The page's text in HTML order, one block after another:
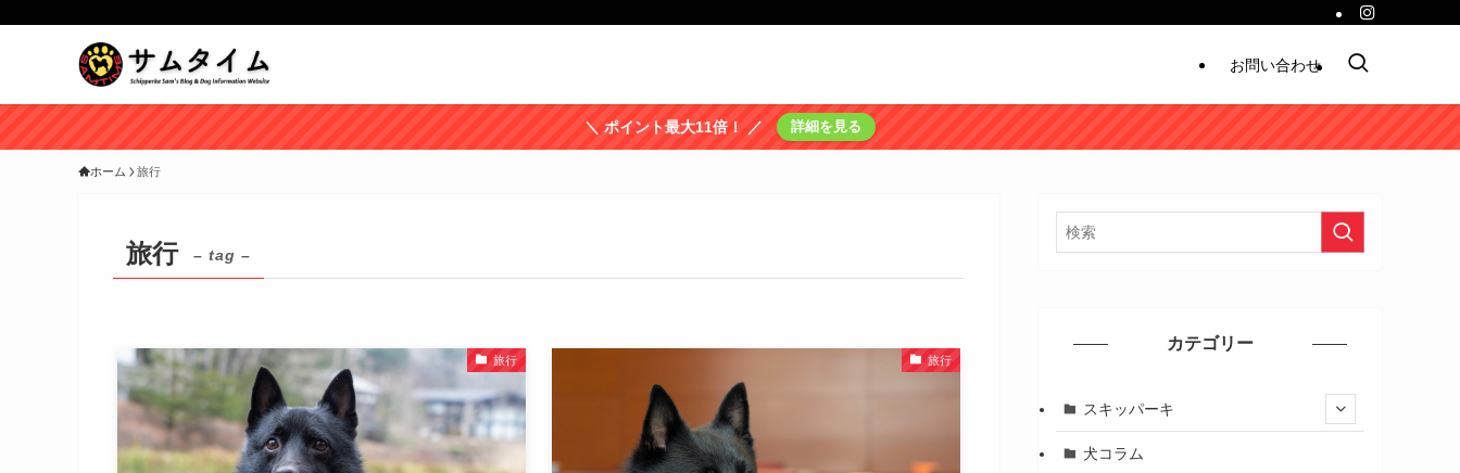
お問い合わせ
＼ ポイント最大11倍！ ／ 詳細を見る
ホーム 旅行
旅行 – tag –
旅行 旅行
カテゴリー
スキッパーキ
犬コラム